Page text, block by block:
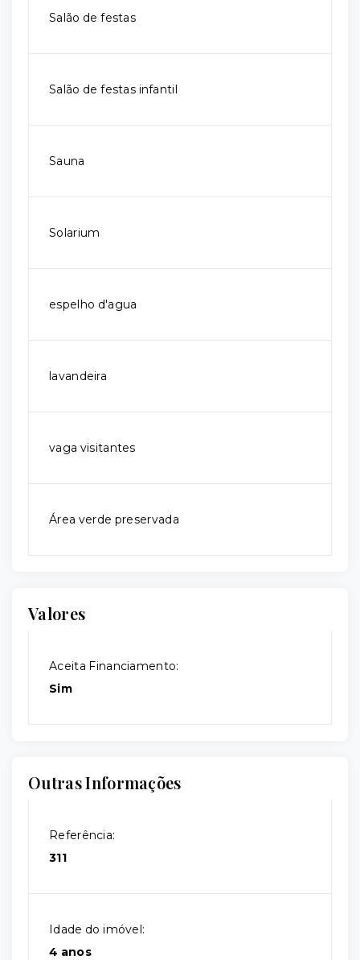
Salão de festas
Salão de festas infantil
Sauna
Solarium
espelho d'agua
lavandeira
vaga visitantes
Área verde preservada
Valores
Aceita Financiamento:
Sim
Outras Informações
Referência:
311
Idade do imóvel:
4 anos